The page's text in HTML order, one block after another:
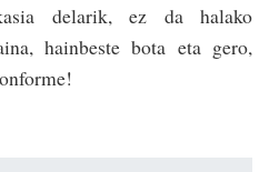
delarik, ez da halako
hain­beste bota eta gero,